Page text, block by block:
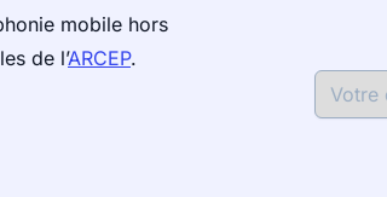
mobile hors
de l’ARCEP.